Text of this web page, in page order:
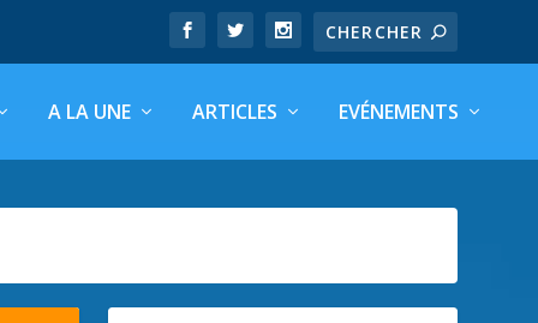
A LA UNE ARTICLES EVÉNEMENTS